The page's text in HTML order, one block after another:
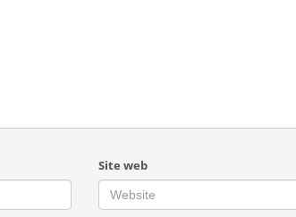
Site web